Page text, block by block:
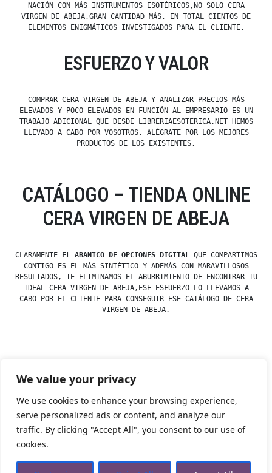
We value your privacy
We use cookies to enhance your browsing experience,
serve personalized ads or content, and analyze our
traffic. By clicking "Accept All", you consent to our use of
cookies.
NACIÓN CON MÁS INSTRUMENTOS ESOTÉRICOS,NO SOLO CERA
VIRGEN DE ABEJA,GRAN CANTIDAD MÁS, EN TOTAL CIENTOS DE
ELEMENTOS ENIGMÁTICOS INVESTIGADOS PARA EL CLIENTE.
ESFUERZO Y VALOR
COMPRAR CERA VIRGEN DE ABEJA Y ANALIZAR PRECIOS MÁS
ELEVADOS Y POCO ELEVADOS EN FUNCIÓN AL EMPRESARIO ES UN
TRABAJO ADICIONAL QUE DESDE LIBRERIAESOTERICA.NET HEMOS
LLEVADO A CABO POR VOSOTROS, ALÉGRATE POR LOS MEJORES
PRODUCTOS DE LOS EXISTENTES.
CATÁLOGO – TIENDA ONLINE
CERA VIRGEN DE ABEJA
CLARAMENTE EL ABANICO DE OPCIONES DIGITALQUE COMPARTIMOS
CONTIGO ES EL MÁS SINTÉTICO Y ADEMÁS CON MARAVILLOSOS
RESULTADOS, TE ELIMINAMOS EL ABURRIMIENTO DE ENCONTRAR TU
IDEAL CERA VIRGEN DE ABEJA,ESE ESFUERZO LO LLEVAMOS A
CABO POR EL CLIENTE PARA CONSEGUIR ESE CATÁLOGO DE CERA
VIRGEN DE ABEJA.
by
Posted
Uncategorized
Tienda Esotérica Online – Librería Esotérica,Proudly
powered by WordPress.
Privacidad
Aviso Legal Cookies Web